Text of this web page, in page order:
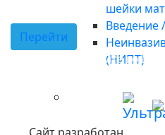
шейки
Введение
(НИПТ)
Перейти
Сканируйте код